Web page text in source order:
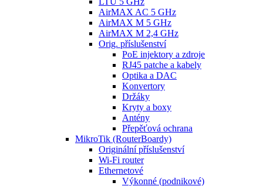
AirMAX AC 5 GHz
AirMAX M 5 GHz
AirMAX M 2,4 GHz
Orig. příslušenství
PoE injektory a zdroje
RJ45 patche a kabely
Optika a DAC
Konvertory
Držáky
Kryty a boxy
Antény
Přepěťová ochrana
MikroTik (RouterBoardy)
Originální příslušenství
Wi-Fi router
Ethernetové
Výkonné (podnikové)